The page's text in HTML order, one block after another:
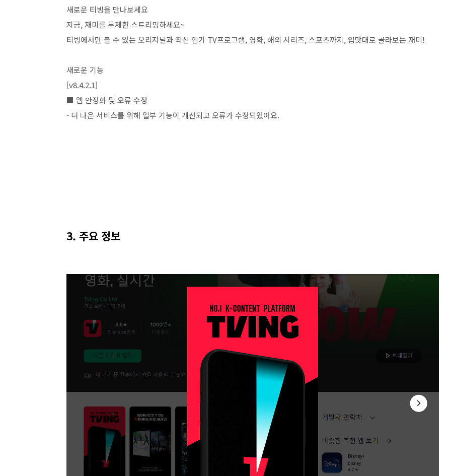
새로운 티빙을 만나보세요
지금, 재미를 무제한 스트리밍하세요~
티빙에서만 볼 수 있는 오리지널과 최신 인기 TV프로그램, 영화, 해외 시리즈, 스포츠까지, 입맛대로 골라보는 재미!
새로운 기능
[v8.4.2.1]
■ 앱 안정화 및 오류 수정
- 더 나은 서비스를 위해 일부 기능이 개선되고 오류가 수정되었어요.
3. 주요 정보